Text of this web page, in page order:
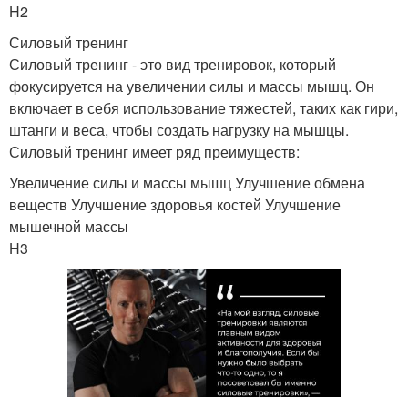
H2
Силовый тренинг
Силовый тренинг - это вид тренировок, который
фокусируется на увеличении силы и массы мышц. Он
включает в себя использование тяжестей, таких как гири,
штанги и веса, чтобы создать нагрузку на мышцы.
Силовый тренинг имеет ряд преимуществ:
Увеличение силы и массы мышц Улучшение обмена
веществ Улучшение здоровья костей Улучшение
мышечной массы
H3